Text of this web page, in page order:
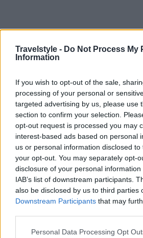
Travelstyle - Do Not Process My
Information
If you wish to opt-out of the sale,
processing of your personal or
targeted advertising by us, please use
section to confirm your selection.
opt-out request is processed you may
interest-based ads based on personal
us or personal information disclosed
your opt-out. You may separately opt-
disclosure of your personal
IAB’s list of downstream participants.
also be disclosed by us to third parties
Downstream Participants that may
Please note that this website/app uses
Personal Data Processing Opt
ΤοSom Dona Hotel, στην ακτή
Μαγιόρκα, είναι ένα 4άστερο